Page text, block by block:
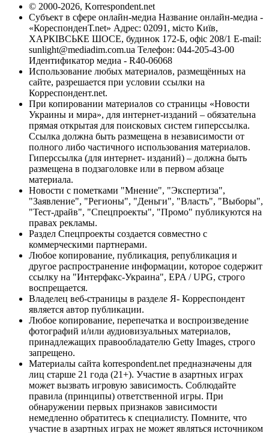
© 2000-2026, Korrespondent.net
Субъект в сфере онлайн-медиа Название онлайн-медиа -
«КореспонденТ.net» Адрес: 02091, місто Київ,
ХАРКІВСЬКЕ ШОСЕ, будинок 172-Б, офіс 208/1 E-mail:
sunlight@mediadim.com.ua Телефон: 044-205-43-00
Идентификатор медиа - R40-06068
Использование любых материалов, размещённых на
сайте, разрешается при условии ссылки на
Корреспондент.net.
При копировании материалов со страницы «Новости
Украины и мира», для интернет-изданий – обязательна
прямая открытая для поисковых систем гиперссылка.
Ссылка должна быть размещена в независимости от
полного либо частичного использования материалов.
Гиперссылка (для интернет- изданий) – должна быть
размещена в подзаголовке или в первом абзаце
материала.
Новости с пометками "Мнение", "Экспертиза",
"Заявление", "Регионы", "Деньги", "Власть", "Выборы",
"Тест-драйв", "Спецпроекты", "Промо" публикуются на
правах рекламы.
Раздел Спецпроекты создается совместно с
коммерческими партнерами.
Любое копирование, публикация, републикация и
другое распространение информации, которое содержит
ссылку на "Интерфакс-Украина", EPA / UPG, строго
воспрещается.
Владелец веб-страницы в разделе Я- Корреспондент
является автор публикации.
Любое копирование, перепечатка и воспроизведение
фотографий и/или аудиовизуальных материалов,
принадлежащих правообладателю Getty Images, строго
запрещено.
Материалы сайта korrespondent.net предназначены для
лиц старше 21 года (21+). Участие в азартных играх
может вызвать игровую зависимость. Соблюдайте
правила (принципы) ответственной игры. При
обнаружении первых признаков зависимости
немедленно обратитесь к специалисту. Помните, что
участие в азартных играх не может являться источником